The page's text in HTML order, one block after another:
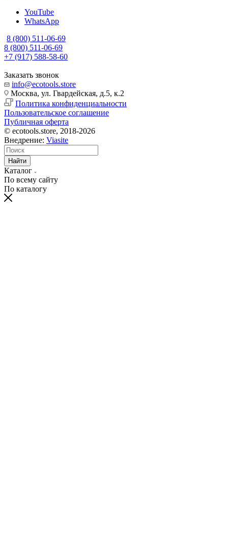
YouTube
WhatsApp
8 (800) 511-06-69
8 (800) 511-06-69
+7 (917) 588-58-60
Заказать звонок
info@ecotools.store
Москва, ул. Гвардейская, д.5, к.2
Политика конфиденциальности
Пользовательское соглашение
Публичная оферта
© ecotools.store, 2018-2026
Внедрение: Viasite
Найти
Каталог
По всему сайту
По каталогу